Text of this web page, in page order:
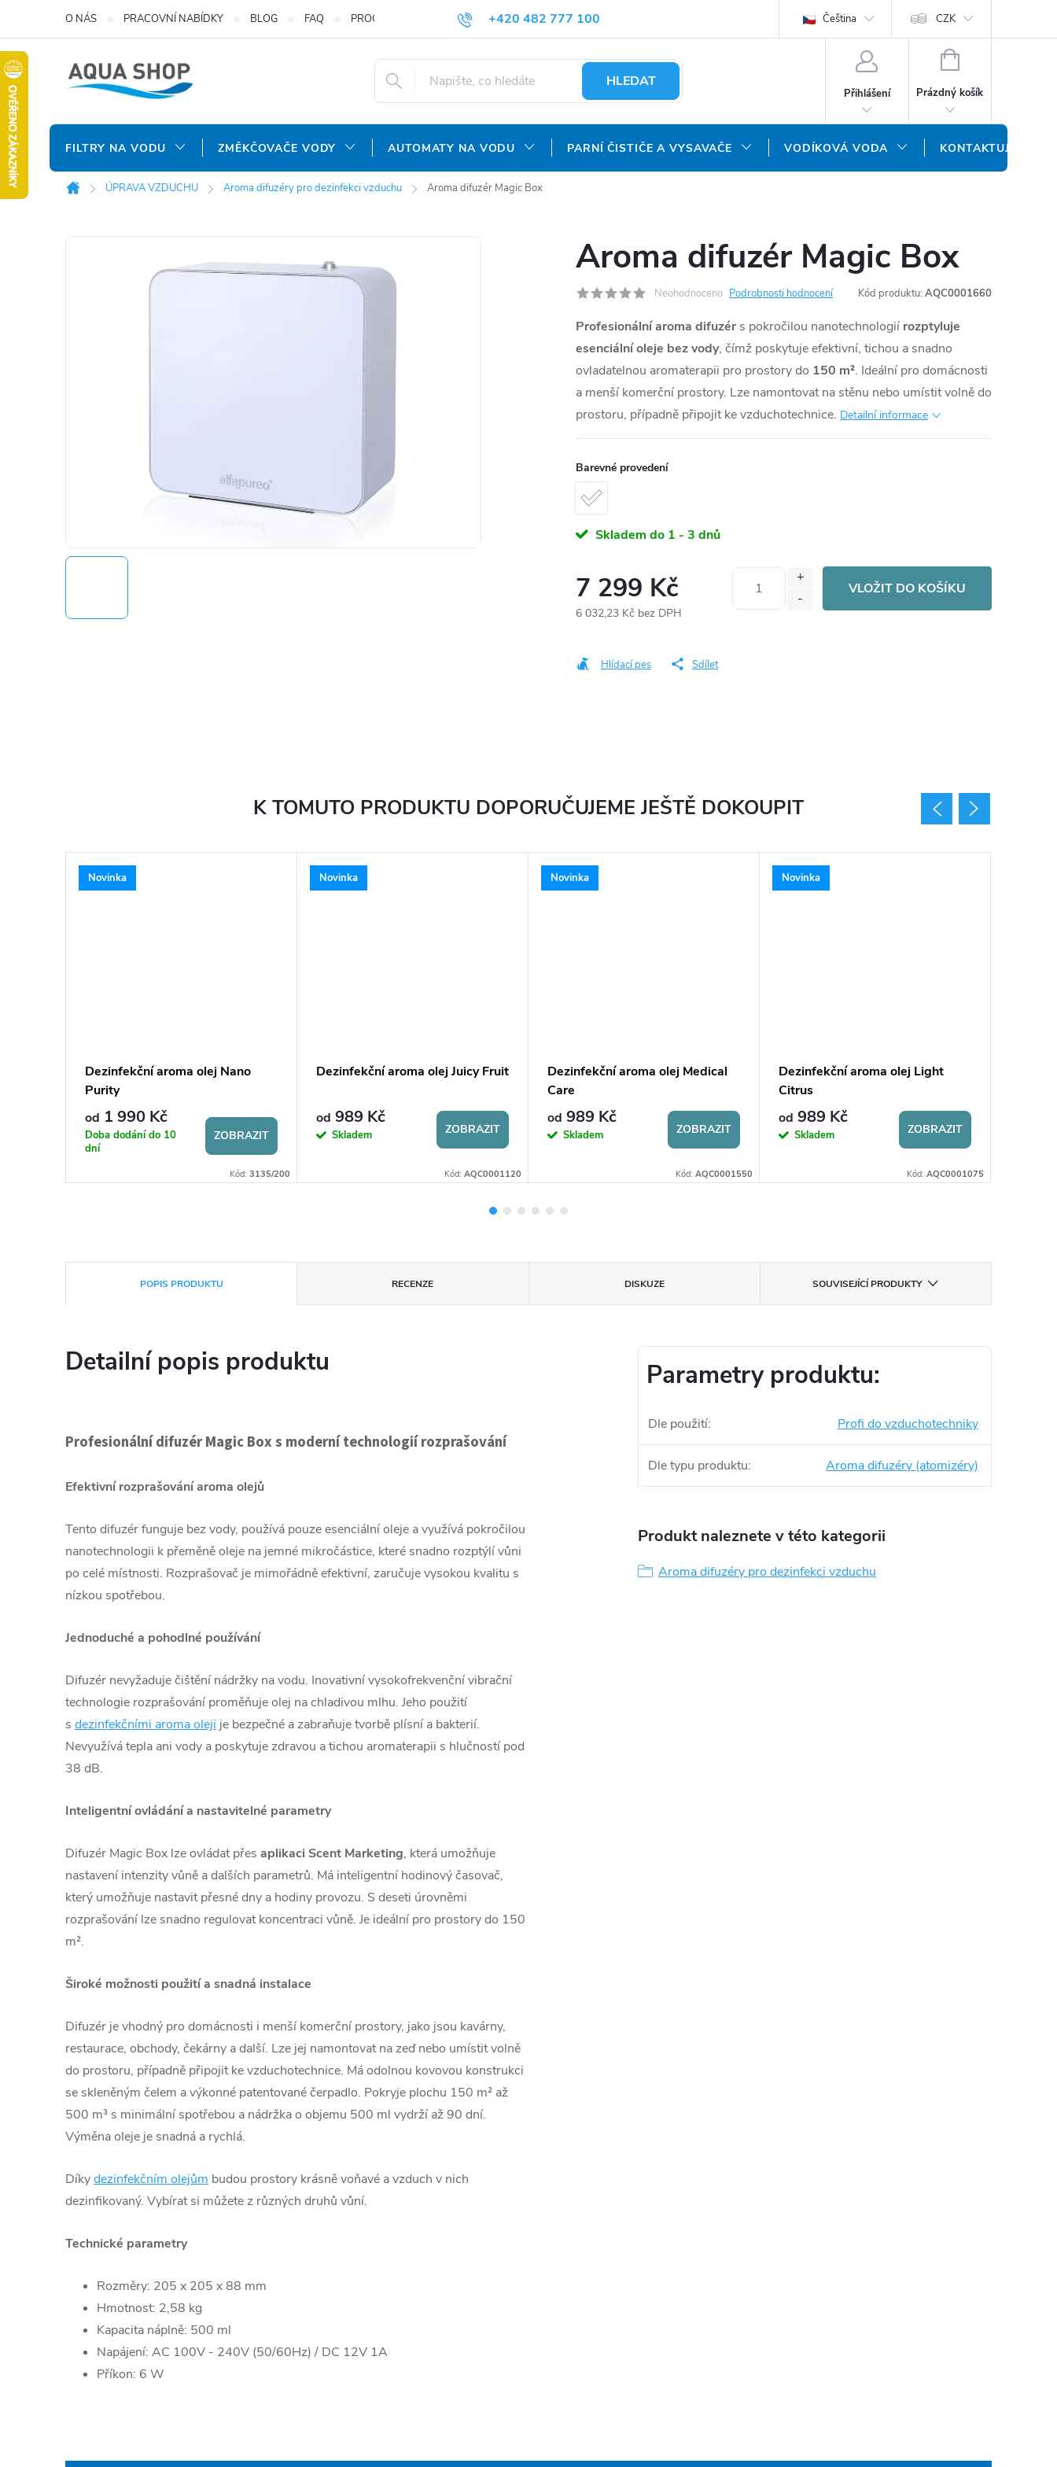
obsah
+420 482 777 100
objednavky@agroaquapro.cz
O NÁS PRACOVNÍ NABÍDKY BLOG FAQ PROČ NAKUPOVAT U NÁS? DOPRAVA A PLATBA OCHRANA OSOBNÍCH ÚDAJŮ NÁŠ SLOVENSKÝ E-
Čeština CZK
HLEDAT
Přihlášení
NÁKUPNÍ
Prázdný košík
FILTRY NA VODU ZMĚKČOVAČE VODY AUTOMATY NA VODU PARNÍ ČISTIČE A VYSAVAČE VODÍKOVÁ VODA KONTAKTUJTE NÁS
Domů
ÚPRAVA VZDUCHU Aroma difuzéry pro dezinfekci vzduchu Aroma difuzér Magic Box
Aroma difuzér Magic Box
Neohodnoceno Podrobnosti hodnocení Kód produktu: AQC0001660
Profesionální aroma difuzér s pokročilou nanotechnologií rozptyluje
esenciální oleje bez vody, čímž poskytuje efektivní, tichou a snadno
ovladatelnou aromaterapii pro prostory do 150 m². Ideální pro domácnosti
a menší komerční prostory. Lze namontovat na stěnu nebo umístit volně do
prostoru, případně připojit ke vzduchotechnice. Detailní informace
Barevné provedení
Skladem do 1 - 3 dnů
7 299 Kč
6 032,23 Kč bez DPH
VLOŽIT DO KOŠÍKU
Hlídací pes Sdílet
POPIS PRODUKTU RECENZE DISKUZE SOUVISEJÍCÍ PRODUKTY
Detailní popis produktu
Profesionální difuzér Magic Box s moderní technologií rozprašování
Efektivní rozprašování aroma olejů
Tento difuzér funguje bez vody, používá pouze esenciální oleje a využívá pokročilou
nanotechnologii k přeměně oleje na jemné mikročástice, které snadno rozptýlí vůni
po celé místnosti. Rozprašovač je mimořádně efektivní, zaručuje vysokou kvalitu s
nízkou spotřebou.
Jednoduché a pohodlné používání
Difuzér nevyžaduje čištění nádržky na vodu. Inovativní vysokofrekvenční vibrační
technologie rozprašování proměňuje olej na chladivou mlhu. Jeho použití
s dezinfekčními aroma oleji je bezpečné a zabraňuje tvorbě plísní a bakterií.
Nevyužívá tepla ani vody a poskytuje zdravou a tichou aromaterapii s hlučností pod
38 dB.
Inteligentní ovládání a nastavitelné parametry
Difuzér Magic Box lze ovládat přes aplikaci Scent Marketing, která umožňuje
nastavení intenzity vůně a dalších parametrů. Má inteligentní hodinový časovač,
který umožňuje nastavit přesné dny a hodiny provozu. S deseti úrovněmi
rozprašování lze snadno regulovat koncentraci vůně. Je ideální pro prostory do 150
m².
Široké možnosti použití a snadná instalace
Difuzér je vhodný pro domácnosti i menší komerční prostory, jako jsou kavárny,
restaurace, obchody, čekárny a další. Lze jej namontovat na zeď nebo umístit volně
do prostoru, případně připojit ke vzduchotechnice. Má odolnou kovovou konstrukci
se skleněným čelem a výkonné patentované čerpadlo. Pokryje plochu 150 m² až
500 m³ s minimální spotřebou a nádržka o objemu 500 ml vydrží až 90 dní.
Výměna oleje je snadná a rychlá.
Díkydezinfekčním olejům budou prostory krásně voňavé a vzduch v nich
dezinfikovaný. Vybírat si můžete z různých druhů vůní.
Technické parametry
Rozměry: 205 x 205 x 88 mm
Hmotnost: 2,58 kg
Kapacita náplně: 500 ml
Napájení: AC 100V - 240V (50/60Hz) / DC 12V 1A
Příkon: 6 W
Parametry produktu:
Dle použití: Profi do vzduchotechniky
Dle typu produktu: Aroma difuzéry (atomizéry)
Produkt naleznete v této kategorii
Aroma difuzéry pro dezinfekci vzduchu
K TOMUTO PRODUKTU DOPORUČUJEME JEŠTĚ DOKOUPIT
Novinka
Dezinfekční aroma olej Nano
Purity
od 1 990 Kč
Doba dodání do 10
dní
ZOBRAZIT
Kód: 3135/200
Novinka
Dezinfekční aroma olej Juicy Fruit
od 989 Kč
Skladem ZOBRAZIT
Kód: AQC0001120
Novinka
Dezinfekční aroma olej Medical
Care
od 989 Kč
Skladem ZOBRAZIT
Kód: AQC0001550
Novinka
Dezinfekční aroma olej Light
Citrus
od 989 Kč
Skladem ZOBRAZIT
Kód: AQC0001075